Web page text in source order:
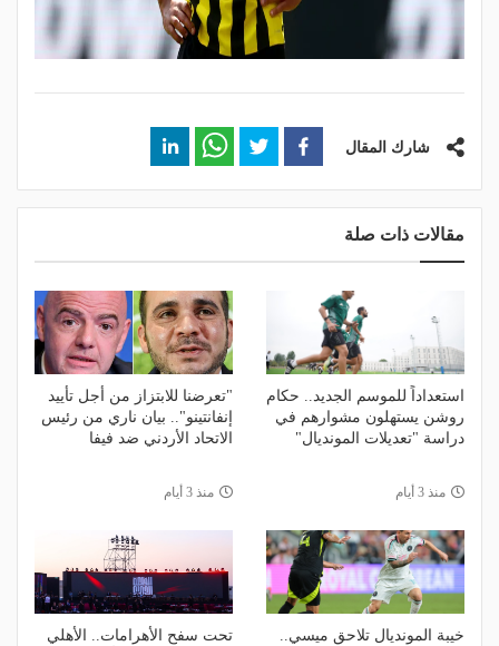
شارك المقال
مقالات ذات صلة
استعداداً للموسم الجديد.. حكام
روشن يستهلون مشوارهم في
دراسة "تعديلات المونديال"
منذ 3 أيام
"تعرضنا للابتزاز من أجل تأييد
إنفانتينو".. بيان ناري من رئيس
الاتحاد الأردني ضد فيفا
منذ 3 أيام
خيبة المونديال تلاحق ميسي..
تحت سفح الأهرامات.. الأهلي